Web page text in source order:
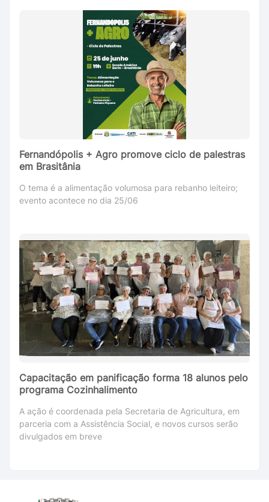
Fernandópolis + Agro promove ciclo de palestras
em Brasitânia
O tema é a alimentação volumosa para rebanho leiteiro;
evento acontece no dia 25/06
Capacitação em panificação forma 18 alunos pelo
programa Cozinhalimento
A ação é coordenada pela Secretaria de Agricultura, em
parceria com a Assistência Social, e novos cursos serão
divulgados em breve